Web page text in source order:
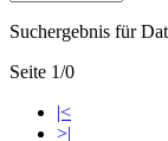
Suchergebnis für
Seite 1/0
|<
>|